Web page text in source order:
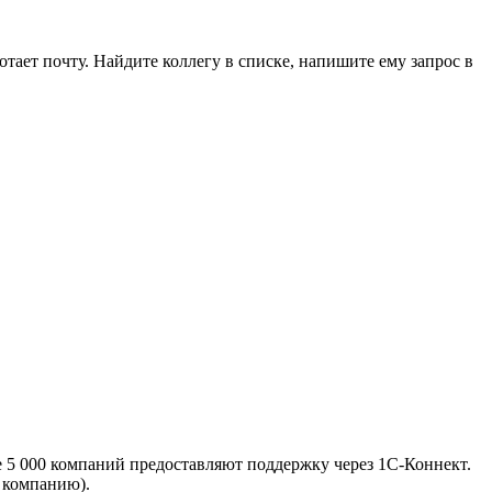
почту. Найдите коллегу в списке, напишите ему запрос в
компаний предоставляют поддержку через 1С-Коннект.
компанию).